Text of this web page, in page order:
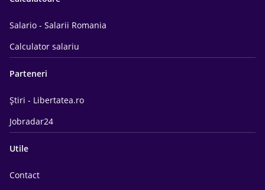
Salario - Salarii Romania
Calculator salariu
Parteneri
Știri - Libertatea.ro
Jobradar24
Utile
Contact